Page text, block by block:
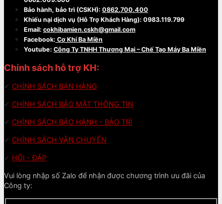
Bảo hành, bảo trì (CSKH): 0862.700.400
Khiếu nại dịch vụ (Hỗ Trợ Khách Hàng): 0983.119.799
Email: cokhibamien.cskh@gmail.com
Facebook: Cơ Khí Ba Miền
Youtube: Công Ty TNHH Thương Mại – Chế Tạo Máy Ba Miền
Chính sách hỗ trợ KH:
✔ CHÍNH SÁCH BÁN HÀNG
✔ CHÍNH SÁCH BẢO MẬT THÔNG TIN
✔ CHÍNH SÁCH BẢO HÀNH - BẢO TRÌ
✔ CHÍNH SÁCH VẬN CHUYỂN
✔ HỎI - ĐÁP
Vui lòng nhập số Zalo để nhận được chương trình ưu đãi của
Công ty: